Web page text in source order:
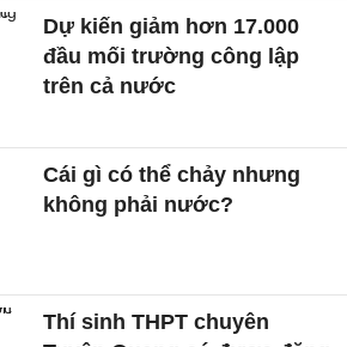
Dự kiến giảm hơn 17.000
đầu mối trường công lập
trên cả nước
Cái gì có thể chảy nhưng
không phải nước?
Thí sinh THPT chuyên